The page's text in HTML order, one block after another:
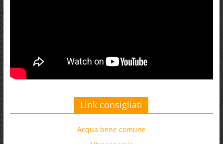
Link consigliati
Acqua bene comune